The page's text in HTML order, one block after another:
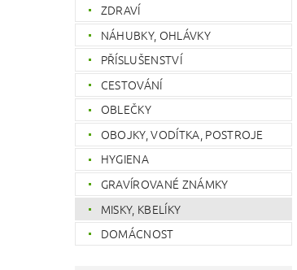
ZDRAVÍ
NÁHUBKY, OHLÁVKY
PŘÍSLUŠENSTVÍ
CESTOVÁNÍ
OBLEČKY
OBOJKY, VODÍTKA, POSTROJE
HYGIENA
GRAVÍROVANÉ ZNÁMKY
MISKY, KBELÍKY
DOMÁCNOST